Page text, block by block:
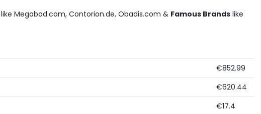
like Megabad.com, Contorion.de, Obadis.com & Famous Brands like
€852.99
€620.44
€17.4